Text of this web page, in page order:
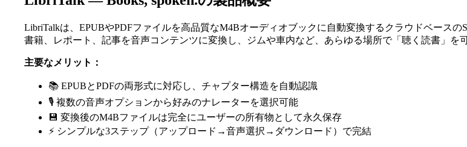
LibriTalkは、EPUBやPDFファイルを高品質なM4Bオーディオブックに自動変換するクラウドベース
書籍、レポート、記事を音声コンテンツに変換し、ジムや車内など、あらゆる場所で「聴く読書」を
主要なメリット：
📚 EPUBとPDFの両形式に対応し、チャプター構造を自動認識
🎙️ 複数の音声オプションから好みのナレーターを選択可能
💾 変換後のM4Bファイルは完全にユーザーの所有物として永久保存
⚡ シンプルな3ステップ（アップロード→音声選択→ダウンロード）で完結